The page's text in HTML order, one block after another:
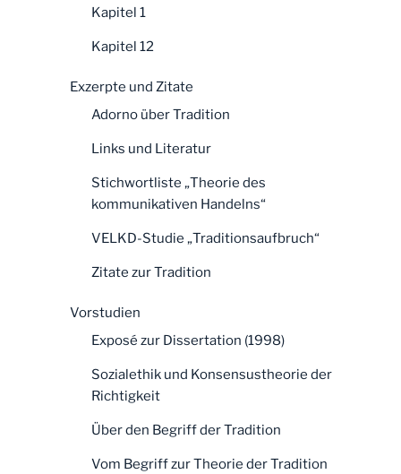
Kapitel 1
Kapitel 12
Exzerpte und Zitate
Adorno über Tradition
Links und Literatur
Stichwortliste „Theorie des
kommunikativen Handelns“
VELKD-Studie „Traditionsaufbruch“
Zitate zur Tradition
Vorstudien
Exposé zur Dissertation (1998)
Sozialethik und Konsensustheorie der
Richtigkeit
Über den Begriff der Tradition
Vom Begriff zur Theorie der Tradition